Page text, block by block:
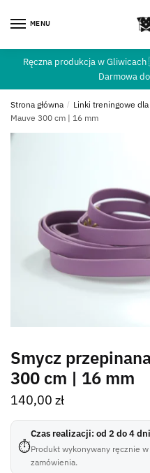
MENU
Ręczna produkcja w
Darmowa
Strona główna / Linki treningowe dla
Mauve 300 cm | 16 mm
Smycz
300 cm | 16 mm
140,00 zł
⏱
Czas realizacji: od 2 do 4
Produkt wykonywany ręcznie
zamówienia.